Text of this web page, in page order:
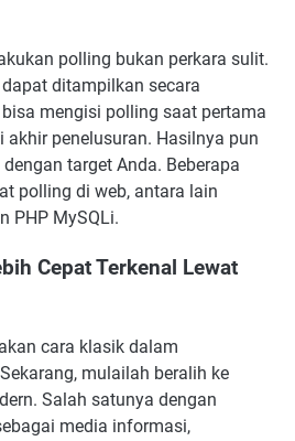
polling bukan perkara sulit.
ditampilkan secara
mengisi polling saat pertama
penelusuran. Hasilnya pun
target Anda. Beberapa
polling di web, antara lain
PHP MySQLi.
Cepat Terkenal Lewat
cara klasik dalam
mulailah beralih ke
Salah satunya dengan
media informasi,